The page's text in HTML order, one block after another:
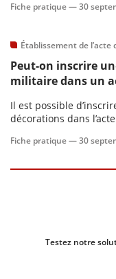
compose de deux
Fiche pratique —30
Établissement de l’acte
Peut-on inscrire
militaire dans un
Il est possible
décorations dans
Fiche pratique —30
Testez notre